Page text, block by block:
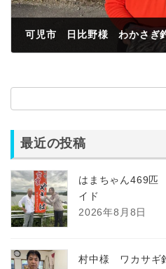
最近の投稿
はまちゃん469
イド
2026年8月8日
村中様 ワカサギ